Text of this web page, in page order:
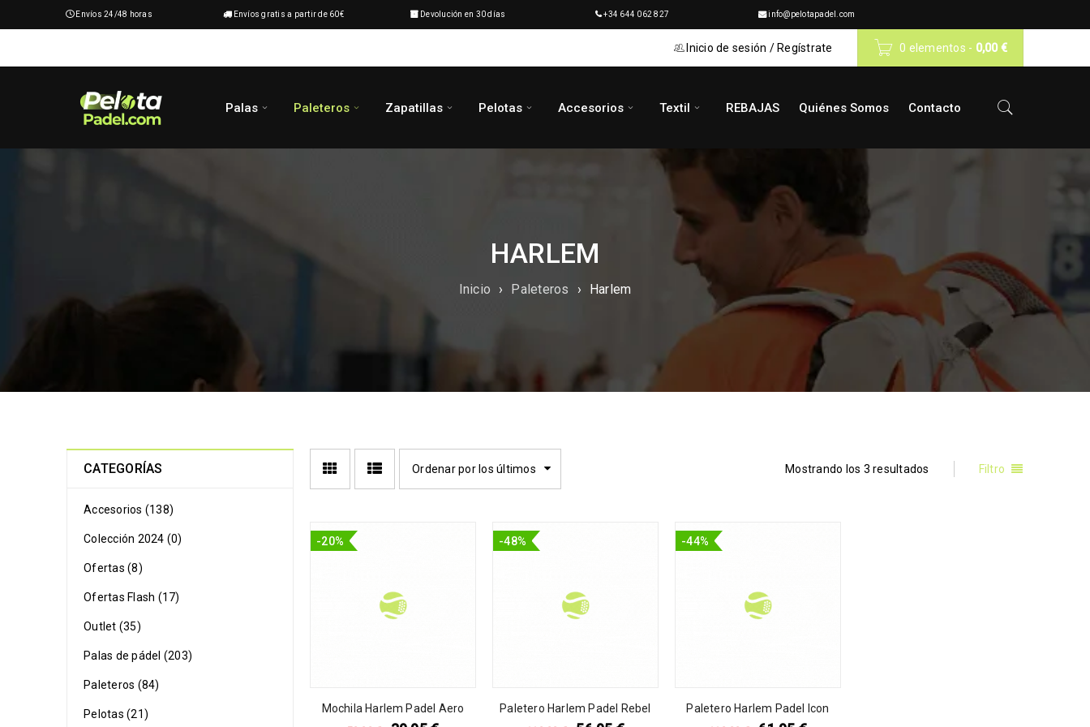
Envíos 24/48 horas Envíos gratis a partir de 60€ Devolución en 30 días +34 644 062 827 info@pelotapadel.com
0 elementos - 0,00€
Inicio de sesión / Regístrate
Palas Paleteros Zapatillas Pelotas Accesorios Textil REBAJAS Quiénes Somos Contacto
HARLEM
Inicio › Paleteros › Harlem
CATEGORÍAS
Accesorios (138)
Colección 2024 (0)
Ofertas (8)
Ofertas Flash (17)
Outlet (35)
Palas de pádel (203)
Paleteros (84)
Pelotas (21)
Filtro
Mostrando los 3 resultados
Ordenar por los últimos
-20%
Mochila Harlem Padel Aero
-48%
Paletero Harlem Padel Rebel
-44%
Paletero Harlem Padel Icon